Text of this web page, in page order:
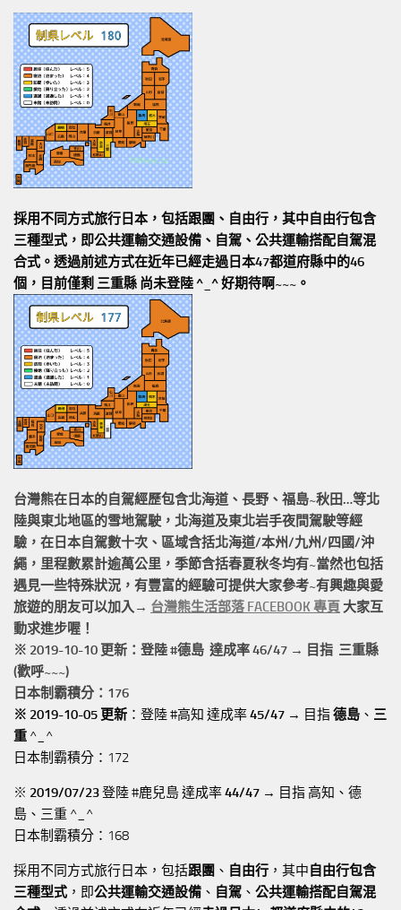
採用不同方式旅行日本，包括跟團、自由行，其中自由行包含
三種型式，即公共運輸交通設備、自駕、公共運輸搭配自駕混
合式。透過前述方式在近年已經走過日本47都道府縣中的46
個，目前僅剩 三重縣 尚未登陸 ^_^ 好期待啊~~~。
台灣熊在日本的自駕經歷包含北海道、長野、福島~秋田…等北
陸與東北地區的雪地駕駛 ，北海道及東北岩手夜間駕駛等經
驗，在日本自駕數十次、區域含括北海道/本州/九州/四國/沖
繩， 里程數累計逾萬公里 ，季節含括春夏秋冬均有~當然也包括
遇見一些特殊狀況，有豐富的經驗可提供大家參考~有興趣與愛
旅遊的朋友可以加入→ 台灣熊生活部落 FACEBOOK 專頁 大家互
動求進步喔！
※ 2019-10-10 更新：登陸 #德島 達成率 46/47 → 目指 三重縣
(歡呼~~~)
日本制霸積分：176
※ 2019-10-05 更新 ：登陸 #高知 達成率45/47 → 目指德島 、 三
重 ^_^
日本制霸積分：172
※ 2019/07/23登陸 #鹿兒島 達成率44/47 → 目指 高知、德
島、三重 ^_^
日本制霸積分：168
採用不同方式旅行日本，包括跟團 、 自由行 ，其中自由行包含
三種型式 ，即公共運輸交通設備 、 自駕 、 公共運輸搭配自駕混